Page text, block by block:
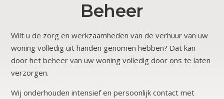
Beheer
Wilt u de zorg en werkzaamheden van de verhuur van uw
woning volledig uit handen genomen hebben? Dat kan
door het beheer van uw woning volledig door ons te laten
verzorgen.
Wij onderhouden intensief en persoonlijk contact met